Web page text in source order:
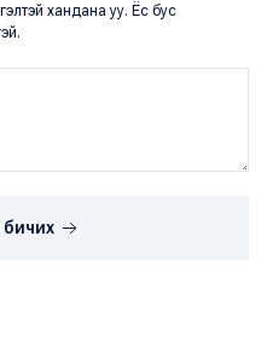
хандана уу. Ёс бус
бичих